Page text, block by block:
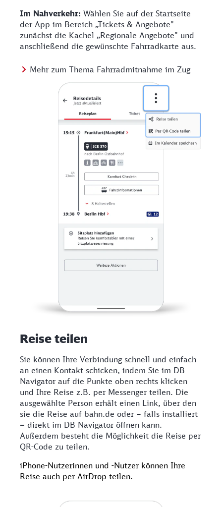
Im Nahverkehr: Wählen Sie auf der Startseite
der App im Bereich „Tickets & Angebote"
zunächst die Kachel „Regionale Angebote" und
anschließend die gewünschte Fahrradkarte aus.
Mehr zum Thema Fahrradmitnahme im Zug
Reise teilen
Sie können Ihre Verbindung schnell und einfach
an einen Kontakt schicken, indem Sie im DB
Navigator auf die Punkte oben rechts klicken
und Ihre Reise z.B. per Messenger teilen. Die
ausgewählte Person erhält einen Link, über den
sie die Reise auf bahn.de oder – falls installiert
– direkt im DB Navigator öffnen kann.
Außerdem besteht die Möglichkeit die Reise per
QR-Code zu teilen.
iPhone-Nutzerinnen und -Nutzer können Ihre
Reise auch per AirDrop teilen.